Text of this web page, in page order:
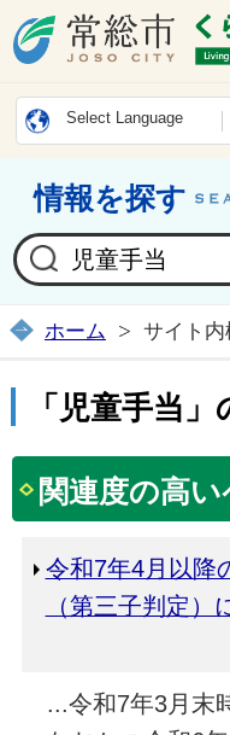
Select Language
情報を探す
ホーム サイト内
「児童手当
関連度の高い
令和7年4月以降
（第三子判定）
...令和7年3月末